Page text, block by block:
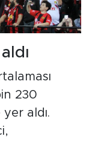
230
aldı.